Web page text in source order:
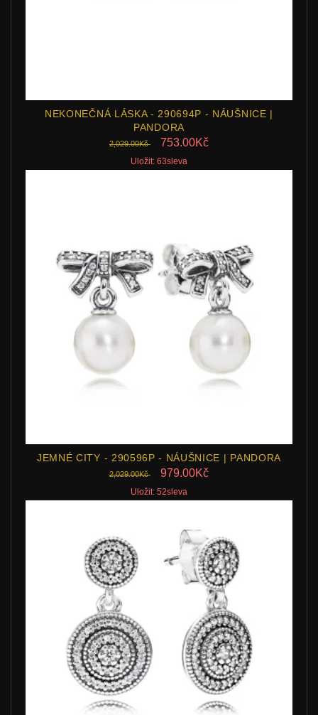
NEKONEČNÁ LÁSKA - 290694P - NÁUŠNICE |
PANDORA
2,029.00Kč 753.00Kč
Uložit: 63sleva
JEMNÉ CITY - 290596P - NÁUŠNICE | PANDORA
2,029.00Kč 979.00Kč
Uložit: 52sleva